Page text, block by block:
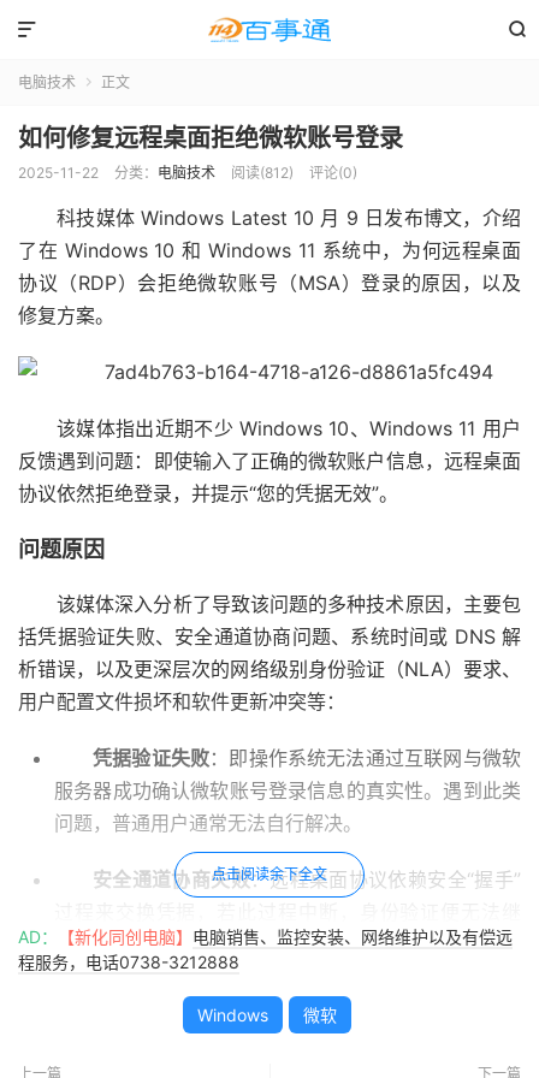


电脑技术  正文
如何修复远程桌面拒绝微软账号登录
2025-11-22 分类： 电脑技术 阅读(812) 评论(0)
科技媒体 Windows Latest 10 月 9 日发布博文，介绍
了在 Windows 10 和 Windows 11 系统中，为何远程桌面
协议（RDP）会拒绝微软账号（MSA）登录的原因，以及
修复方案。
该媒体指出近期不少 Windows 10、Windows 11 用户
反馈遇到问题：即使输入了正确的微软账户信息，远程桌面
协议依然拒绝登录，并提示“您的凭据无效”。
问题原因
该媒体深入分析了导致该问题的多种技术原因，主要包
括凭据验证失败、安全通道协商问题、系统时间或 DNS 解
析错误，以及更深层次的网络级别身份验证（NLA）要求、
用户配置文件损坏和软件更新冲突等：
凭据验证失败：即操作系统无法通过互联网与微软
服务器成功确认微软账号登录信息的真实性。遇到此类
问题，普通用户通常无法自行解决。
安全通道协商失败：远程桌面协议依赖安全“握手”
续。
时间同步或 DNS 解析问题：例如客户端与服务器
的系统时钟存在偏差，或 DNS 查找失败，都会干扰验
证过程。
点击阅读余下全文
AD： 【新化同创电脑】 电脑销售、监控安装、网络维护以及有偿远
程服务，电话0738-3212888
Windows 微软
上一篇 下一篇